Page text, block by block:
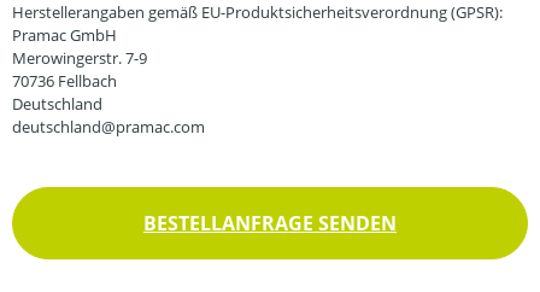
Herstellerangaben gemäß EU-Produktsicherheitsverordnung (GPSR):
Pramac GmbH
Merowingerstr. 7-9
70736 Fellbach
Deutschland
deutschland@pramac.com
BESTELLANFRAGE SENDEN